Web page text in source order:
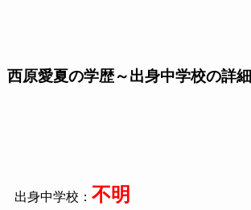
西原愛夏の学歴～出身中学校の詳細
出身中学校： 不明